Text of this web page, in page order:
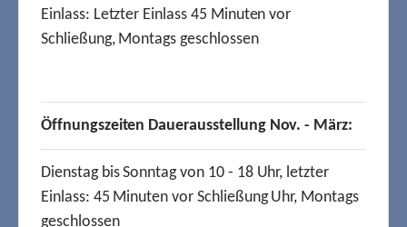
Einlass: Letzter Einlass 45 Minuten vor
Schließung, Montags geschlossen
Öffnungszeiten Dauerausstellung Nov. - März:
Dienstag bis Sonntag von 10 - 18 Uhr, letzter
Einlass: 45 Minuten vor Schließung Uhr, Montags
geschlossen